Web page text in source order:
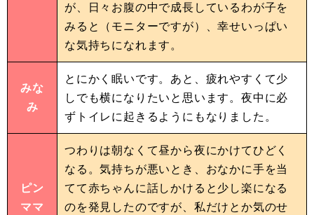
が、日々お腹の中で成長しているわが子を
みると（モニターですが）、幸せいっぱい
な気持ちになれます。
みな
み
とにかく眠いです。あと、疲れやすくて少
しでも横になりたいと思います。夜中に必
ずトイレに起きるようにもなりました。
ピン
ママ
つわりは朝なくて昼から夜にかけてひどく
なる。気持ちが悪いとき、おなかに手を当
てて赤ちゃんに話しかけると少し楽になる
のを発見したのですが、私だけとか気のせ